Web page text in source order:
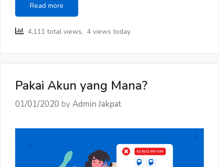
Read more
Poin
Donasi
Biaya
4,111 total views, 4 views today
Pakai Akun yang Mana?
01/01/2020 byAdmin Jakpat